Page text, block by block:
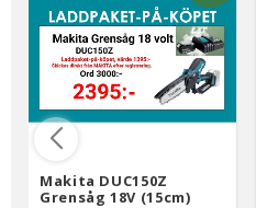
Makita DUC150Z
Grensåg 18V (15cm)